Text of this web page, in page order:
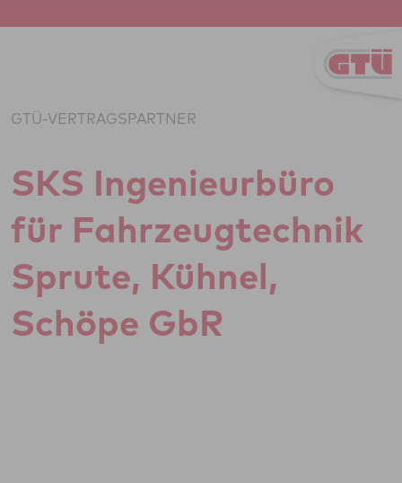
GTÜ-VERTRAGSPARTNER
SKS Inge­ni­eu­r­büro
für Fahr­zeug­tech­nik
Sprute, Kühnel,
Schöpe GbR